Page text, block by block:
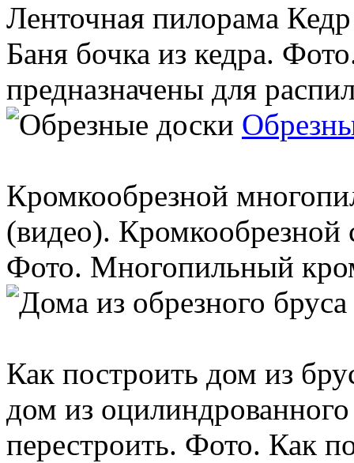
Ленточная пилорама
Баня бочка из кедра.
предназначены для
Кромкообрезной
(видео). Кромкообрезной
Фото. Многопильный
Как построить дом из
дом из
перестроить. Фото. Как